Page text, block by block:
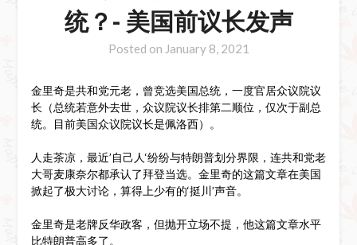
统？- 美国前议长发声
Posted on January 8, 2021
金里奇是共和党元老，曾竞选美国总统，一度官居众议院议
长（总统若意外去世，众议院议长排第二顺位，仅次于副总
统。目前美国众议院议长是佩洛西）。
人走茶凉，最近’自己人‘纷纷与特朗普划分界限，连共和党老
大哥麦康奈尔都承认了拜登当选。金里奇的这篇文章在美国
掀起了极大讨论，算得上少有的‘挺川’声音。
金里奇是老牌反华政客，但抛开立场不提，他这篇文章水平
比特朗普高多了。